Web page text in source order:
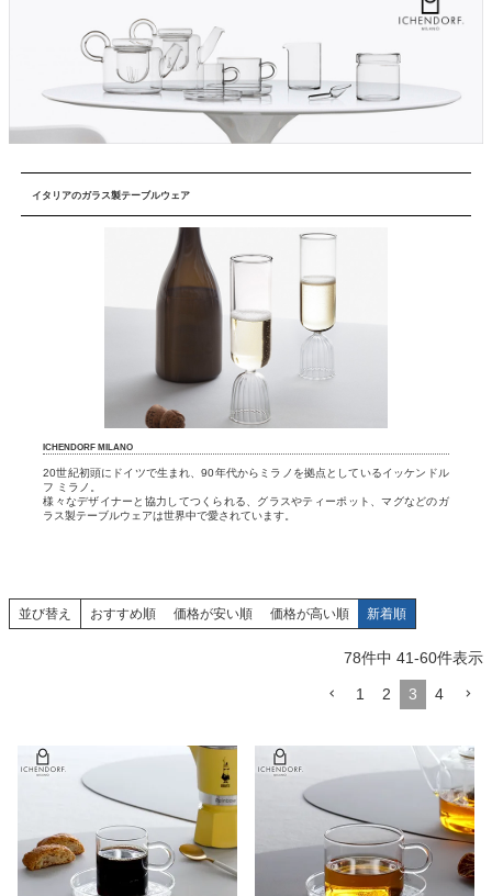
イタリアのガラス製テーブルウェア
ICHENDORF MILANO
20世紀初頭にドイツで生まれ、90年代からミラノを拠点としているイッケンドル
フ ミラノ。
様々なデザイナーと協力してつくられる、グラスやティーポット、マグなどのガ
ラス製テーブルウェアは世界中で愛されています。
並び替え おすすめ順 価格が安い順 価格が高い順 新着順
78件中 41-60件表示
1 2 3 4